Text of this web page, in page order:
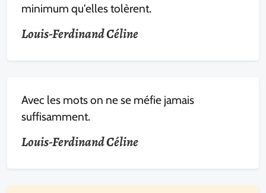
minimum qu'elles tolèrent.
Louis-Ferdinand Céline
Avec les mots on ne se méfie jamais
suffisamment.
Louis-Ferdinand Céline